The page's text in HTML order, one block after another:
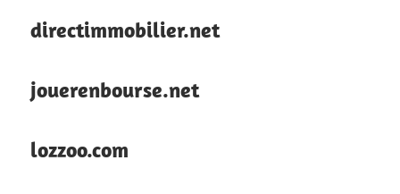
directimmobilier.net
jouerenbourse.net
lozzoo.com